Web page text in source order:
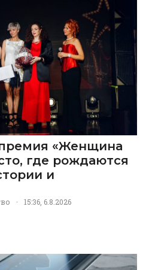
«Женщина
где рождаются
и
· 15:36, 6.8.2026